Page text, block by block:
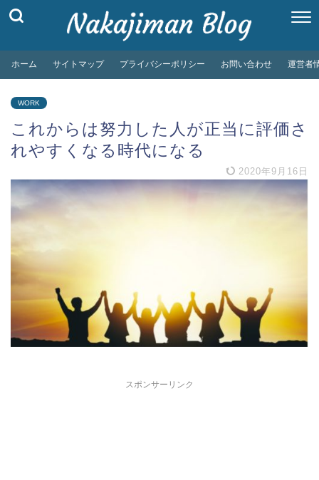
ホーム サイトマップ プライバシーポリシー お問い合わせ 運営者
WORK
これからは努力した人が正当に評価さ
れやすくなる時代になる
2020年9月16日
スポンサーリンク